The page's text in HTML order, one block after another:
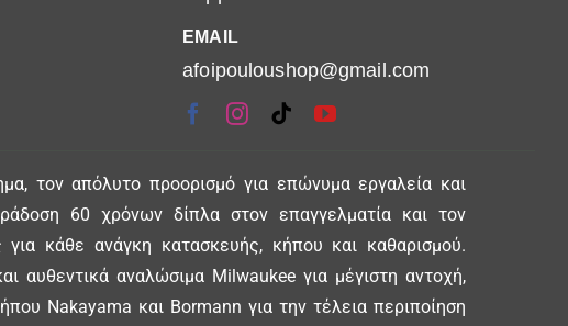
EMAIL
afoipouloushop@gmail.com
τον απόλυτο προορισμό για επώνυμα εργαλεία και
60 χρόνων δίπλα στον επαγγελματία και τον
για κάθε ανάγκη κατασκευής, κήπου και καθαρισμού.
αυθεντικά αναλώσιμα Milwaukee για μέγιστη αντοχή,
Nakayama και Bormann για την τέλεια περιποίηση